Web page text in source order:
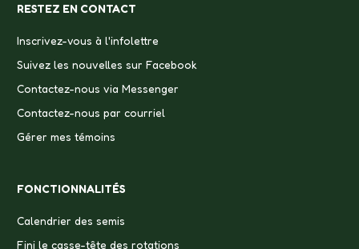
RESTEZ EN CONTACT
Inscrivez-vous à l'infolettre
Suivez les nouvelles sur Facebook
Contactez-nous via Messenger
Contactez-nous par courriel
Gérer mes témoins
FONCTIONNALITÉS
Calendrier des semis
Fini le casse-tête des rotations